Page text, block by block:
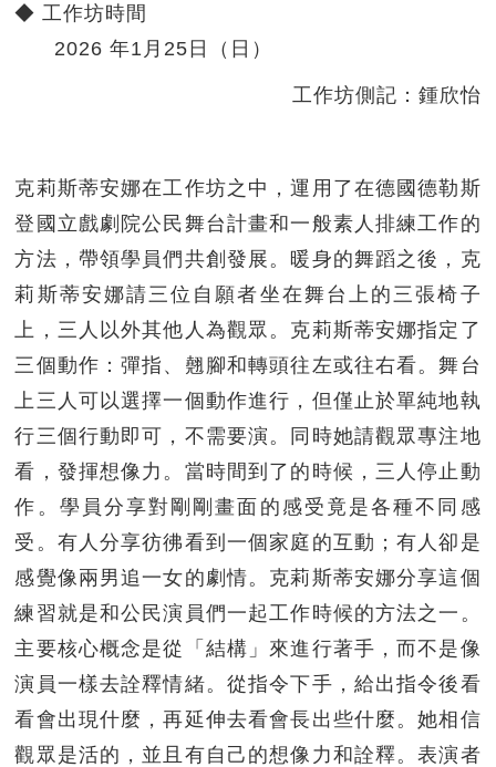
◆ 工作坊時間
2026 年1月25日（日）
工作坊側記：鍾欣怡
克莉斯蒂安娜在工作坊之中，運用了在德國德勒斯
登國立戲劇院公民舞台計畫和一般素人排練工作的
方法，帶領學員們共創發展。暖身的舞蹈之後，克
莉斯蒂安娜請三位自願者坐在舞台上的三張椅子
上，三人以外其他人為觀眾。克莉斯蒂安娜指定了
三個動作：彈指、翹腳和轉頭往左或往右看。舞台
上三人可以選擇一個動作進行，但僅止於單純地執
行三個行動即可，不需要演。同時她請觀眾專注地
看，發揮想像力。當時間到了的時候，三人停止動
作。學員分享對剛剛畫面的感受竟是各種不同感
受。有人分享彷彿看到一個家庭的互動；有人卻是
感覺像兩男追一女的劇情。克莉斯蒂安娜分享這個
練習就是和公民演員們一起工作時候的方法之一。
主要核心概念是從「結構」來進行著手，而不是像
演員一樣去詮釋情緒。從指令下手，給出指令後看
看會出現什麼，再延伸去看會長出些什麼。她相信
觀眾是活的，並且有自己的想像力和詮釋。表演者